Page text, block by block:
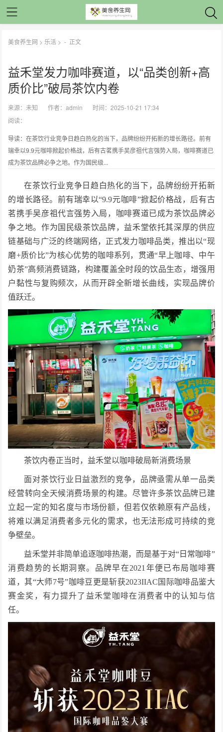
美食养生网 > 乐活 > - 正文
益禾堂发力咖啡赛道，以“品类创新+高
质价比”破局茶饮内卷
来源：未知 作者：admin
时间：2025-10-21 17:34
阅读：
导读：在茶饮行业竞争日趋白热化的当下，品牌纷纷开拓新的增长路径。前有
瑞幸以9.9元咖啡掀起价格战，后有古茗携手吴彦祖代言强势入局，咖啡赛道已
成为茶饮品牌必争之地。作为国民级...
在茶饮行业竞争日趋白热化的当下，品牌纷纷开拓新
的增长路径。前有瑞幸以“9.9元咖啡”掀起价格战，后有古
茗携手吴彦祖代言强势入局，咖啡赛道已成为茶饮品牌必
争之地。作为国民级茶饮品牌，益禾堂依托其深厚的供应
链基础与广泛的终端网络，正式发力咖啡品类，推出以“现
磨+质价比”为核心优势的咖啡系列，贯通“早上咖啡、中午
奶茶”高频消费链路，构建覆盖全时段的饮品生态，增强用
户黏性与复购频次，从而开辟全新增长曲线，实现品牌价
值跃迁。
茶饮内卷正当时，益禾堂以咖啡破局新消费场景
面对茶饮行业日益激烈的竞争，品牌亟需从单一品类
经营转向全天候消费场景的构建。尽管许多茶饮品牌已建
立起一定的知名度与市场份额，但若仅依赖原有产品线，
将难以满足消费者多元化的需求，也无法形成可持续的竞
争壁垒。
益禾堂并非简单追逐咖啡热潮，而是基于对“日常咖啡”
消费趋势的长期洞察。品牌早在2021年便已布局咖啡赛
道，其“大师7号”咖啡豆更是斩获2023IIAC国际咖啡品鉴大
赛金奖，有力提升了益禾堂咖啡在消费者中的认知与信
任。